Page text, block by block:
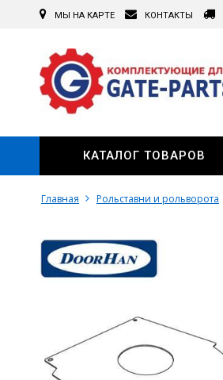
МЫ НА КАРТЕ КОНТАКТЫ
КАТАЛОГ ТОВАРОВ
Главная Рольставни и рольворота